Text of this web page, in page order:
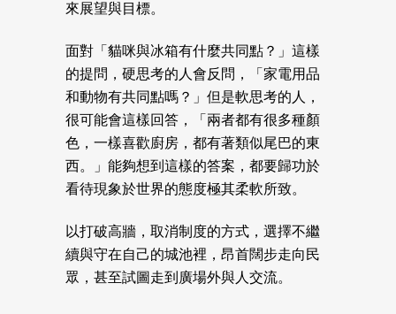
來展望與目標。
面對「貓咪與冰箱有什麼共同點？」這樣
的提問，硬思考的人會反問，「家電用品
和動物有共同點嗎？」但是軟思考的人，
很可能會這樣回答，「兩者都有很多種顏
色，一樣喜歡廚房，都有著類似尾巴的東
西。」能夠想到這樣的答案，都要歸功於
看待現象於世界的態度極其柔軟所致。
以打破高牆，取消制度的方式，選擇不繼
續與守在自己的城池裡，昂首闊步走向民
眾，甚至試圖走到廣場外與人交流。